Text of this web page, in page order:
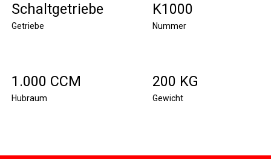
Schaltgetriebe
Getriebe
K1000
Nummer
1.000 CCM
Hubraum
200 KG
Gewicht